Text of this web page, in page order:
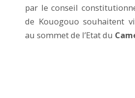
par le conseil
de Kouogouo souhaitent
au sommet de l’Etat du